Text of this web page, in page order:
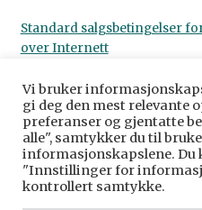
Standard salgsbetingelser
over Internett
© Baha’i Forlag Norge 2026
Personvernerklæring
Vi bruker
gi deg den mest relevante
preferanser og gjentatte
alle", samtykker du til
informasjonskapslene.
"Innstillinger for
kontrollert samtykke.